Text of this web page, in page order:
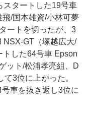
スタートした19号車
/国本雄資/小林可夢
ートを切ったが、3
NSX-GT（塚越広大/
した64号車 Epson
ット/松浦孝亮組、D
3位に上がった。
車を抜き返し3位に